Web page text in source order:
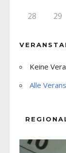
28 29
Keine
Alle